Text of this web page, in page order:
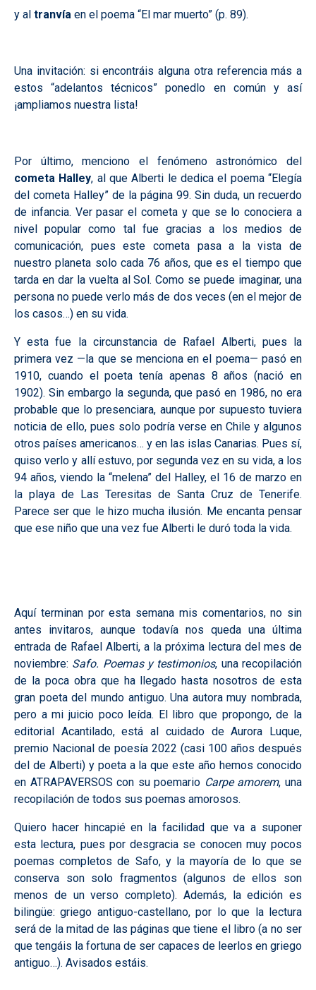
y al tranvía en el poema “El mar muerto” (p. 89).
Una invitación: si encontráis alguna otra referencia más a
estos “adelantos técnicos” ponedlo en común y así
¡ampliamos nuestra lista!
Por último, menciono el fenómeno astronómico del
cometa Halley, al que Alberti le dedica el poema “Elegía
del cometa Halley” de la página 99. Sin duda, un recuerdo
de infancia. Ver pasar el cometa y que se lo conociera a
nivel popular como tal fue gracias a los medios de
comunicación, pues este cometa pasa a la vista de
nuestro planeta solo cada 76 años, que es el tiempo que
tarda en dar la vuelta al Sol. Como se puede imaginar, una
persona no puede verlo más de dos veces (en el mejor de
los casos…) en su vida.
Y esta fue la circunstancia de Rafael Alberti, pues la
primera vez —la que se menciona en el poema— pasó en
1910, cuando el poeta tenía apenas 8 años (nació en
1902). Sin embargo la segunda, que pasó en 1986, no era
probable que lo presenciara, aunque por supuesto tuviera
noticia de ello, pues solo podría verse en Chile y algunos
otros países americanos… y en las islas Canarias. Pues sí,
quiso verlo y allí estuvo, por segunda vez en su vida, a los
94 años, viendo la “melena” del Halley, el 16 de marzo en
la playa de Las Teresitas de Santa Cruz de Tenerife.
Parece ser que le hizo mucha ilusión. Me encanta pensar
que ese niño que una vez fue Alberti le duró toda la vida.
Aquí terminan por esta semana mis comentarios, no sin
antes invitaros, aunque todavía nos queda una última
entrada de Rafael Alberti, a la próxima lectura del mes de
noviembre: Safo. Poemas y testimonios, una recopilación
de la poca obra que ha llegado hasta nosotros de esta
gran poeta del mundo antiguo. Una autora muy nombrada,
pero a mi juicio poco leída. El libro que propongo, de la
editorial Acantilado, está al cuidado de Aurora Luque,
premio Nacional de poesía 2022 (casi 100 años después
del de Alberti) y poeta a la que este año hemos conocido
en ATRAPAVERSOS con su poemario Carpe amorem, una
recopilación de todos sus poemas amorosos.
Quiero hacer hincapié en la facilidad que va a suponer
esta lectura, pues por desgracia se conocen muy pocos
poemas completos de Safo, y la mayoría de lo que se
conserva son solo fragmentos (algunos de ellos son
menos de un verso completo). Además, la edición es
bilingüe: griego antiguo-castellano, por lo que la lectura
será de la mitad de las páginas que tiene el libro (a no ser
que tengáis la fortuna de ser capaces de leerlos en griego
antiguo…). Avisados estáis.